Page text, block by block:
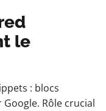
le
: blocs
Rôle crucial